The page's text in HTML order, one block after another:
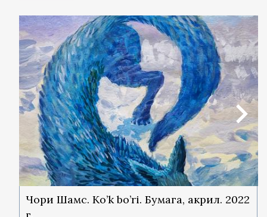
Чори Шамс. Ko’k bo’ri. Бумага, акрил. 2022